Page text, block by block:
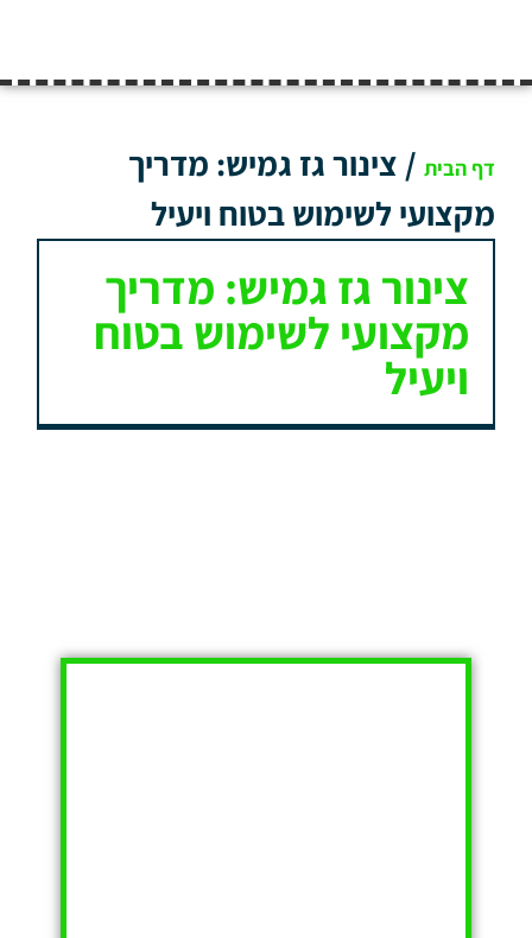
דף הבית / צינור גז גמיש: מדריך
מקצועי לשימוש בטוח ויעיל
צינור גז גמיש: מדריך
מקצועי לשימוש בטוח
ויעיל